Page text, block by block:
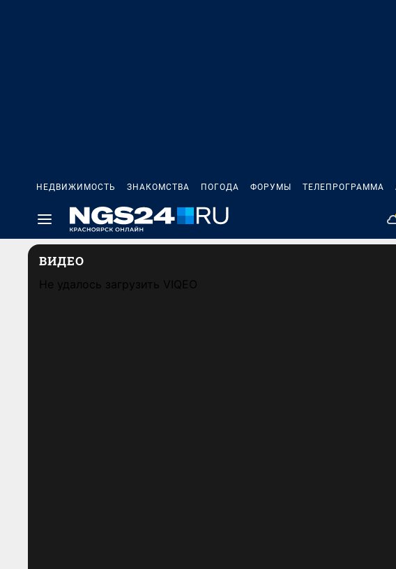
НЕДВИЖИМОСТЬ ЗНАКОМСТВА ПОГОДА ФОРУМЫ ТЕЛЕПРОГРАММА
ВИДЕО
Не удалось загрузить VIQEO